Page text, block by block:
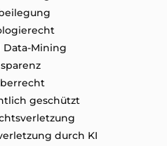
Data-Mining
geschützt
durch KI